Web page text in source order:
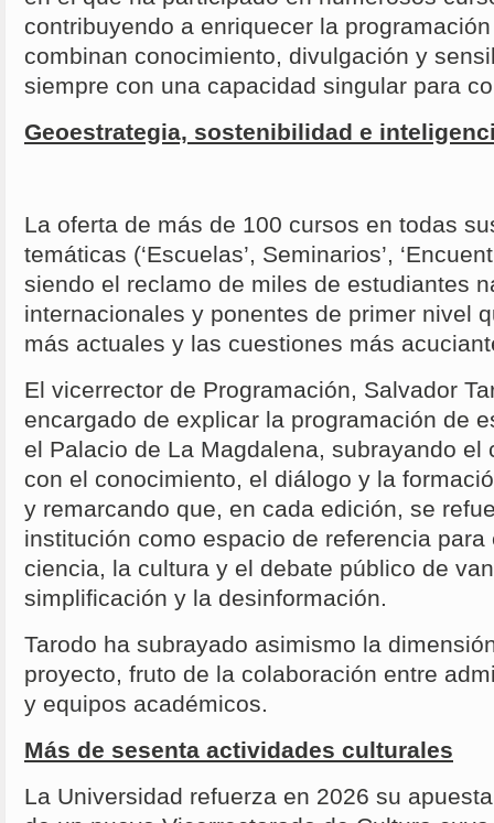
contribuyendo a enriquecer la
combinan conocimiento, divulgación y
siempre con una capacidad singular para
Geoestrategia, sostenibilidad e
La oferta de más de 100 cursos en todas
temáticas (‘Escuelas’, Seminarios’,
siendo el reclamo de miles de estudiantes
internacionales y ponentes de primer nivel
más actuales y las cuestiones más
El vicerrector de Programación, Salvador
encargado de explicar la programación de
el Palacio de La Magdalena, subrayando el
con el conocimiento, el diálogo y la
y remarcando que, en cada edición, se
institución como espacio de referencia
ciencia, la cultura y el debate público de
simplificación y la desinformación.
Tarodo ha subrayado asimismo la
proyecto, fruto de la colaboración entre
y equipos académicos.
Más de sesenta actividades culturales
La Universidad refuerza en 2026 su